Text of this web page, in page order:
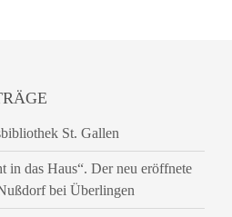
St. Gallen
in das Haus“. Der neu eröffnete
bei Überlingen